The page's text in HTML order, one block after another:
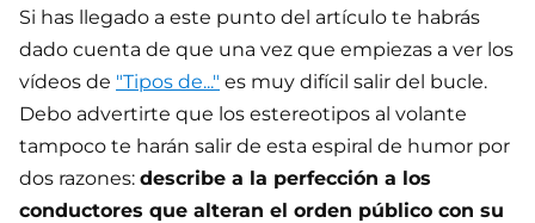
Si has llegado a este punto del artículo te habrás
dado cuenta de que una vez que empiezas a ver los
vídeos de "Tipos de..." es muy difícil salir del bucle.
Debo advertirte que los estereotipos al volante
tampoco te harán salir de esta espiral de humor por
dos razones: describe a la perfección a los
conductores que alteran el orden público con su